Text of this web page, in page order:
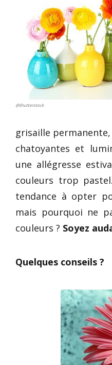
@Shutterstock
grisaille
chatoyantes et
une allégresse
couleurs trop
tendance à opter
mais pourquoi ne
couleurs ? Soyez
Quelques conseils ?